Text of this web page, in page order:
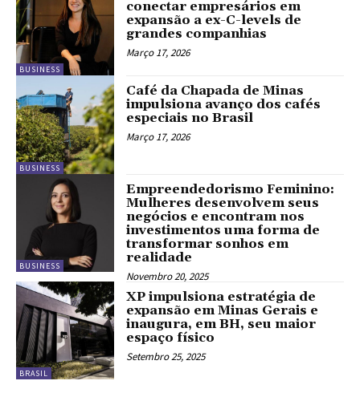
BUSINESS
conectar empresários em
expansão a ex-C-levels de
grandes companhias
Março 17, 2026
BUSINESS
Café da Chapada de Minas
impulsiona avanço dos cafés
especiais no Brasil
Março 17, 2026
BUSINESS
Empreendedorismo Feminino:
Mulheres desenvolvem seus
negócios e encontram nos
investimentos uma forma de
transformar sonhos em
realidade
Novembro 20, 2025
BRASIL
XP impulsiona estratégia de
expansão em Minas Gerais e
inaugura, em BH, seu maior
espaço físico
Setembro 25, 2025